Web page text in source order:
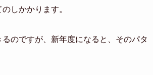
しかかります。
のですが、新年度になると、そのパタ